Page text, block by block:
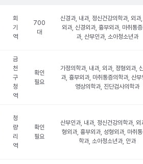
회
기
역
700
대
신경과, 내과, 정신건강의학과, 외과
외과, 신경외과, 흉부외과, 마취통
과, 산부인과, 소아청소년과
금
천
구
청
역
확인
필요
가정의학과, 내과, 외과, 정형외과,
과, 흉부외과, 마취통증의학과, 산부
영상의학과, 진단검사의학과
청
량
리
역
확인
필요
산부인과, 내과, 정신건강의학과, 외
형외과, 흉부외과, 성형외과, 마취
학과, 소아청소년과, 안과